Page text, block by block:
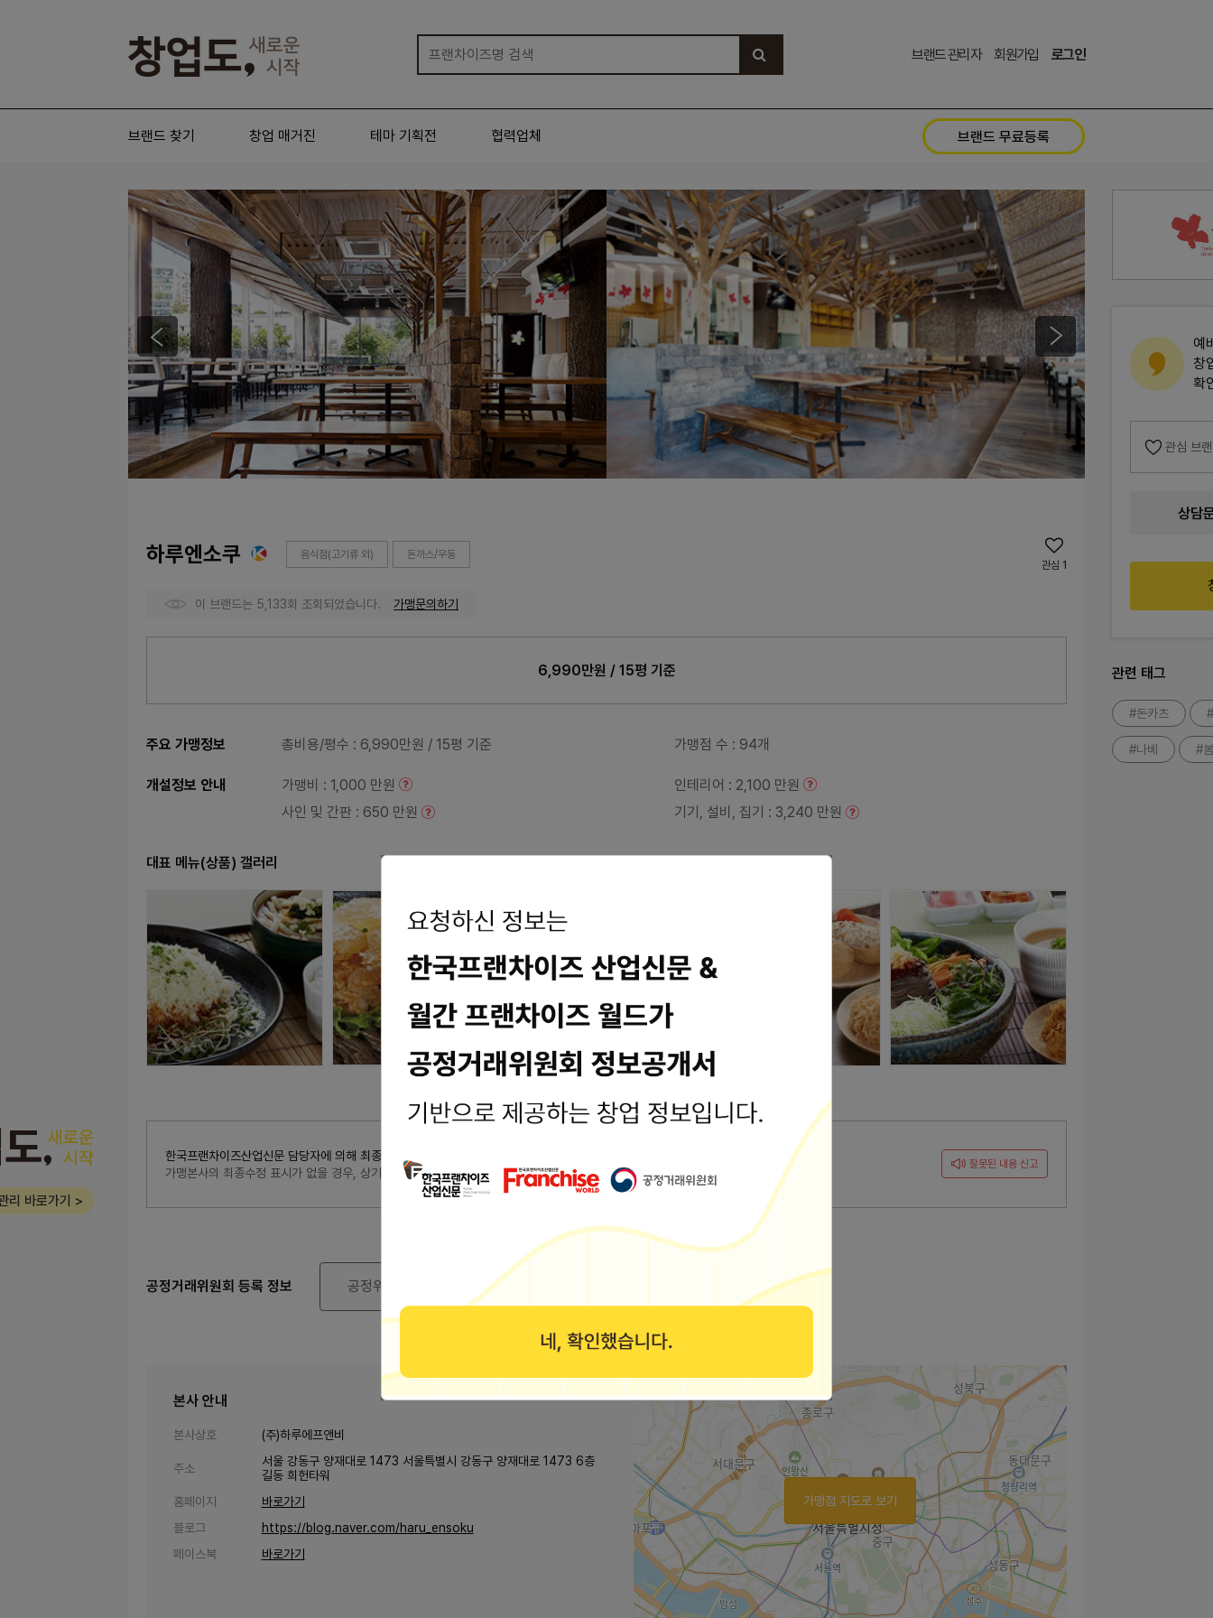
브랜드 관리자 회원가입 로그인
브랜드 찾기 창업 매거진 테마 기획전 협력업체 브랜드 무료등록
하루엔소쿠 음식점(고기류 외)
돈까스/우동
관심 1
이 브랜드는 5,133회 조회되었습니다. 가맹문의하기
6,990만원 / 15평 기준
주요 가맹정보 총비용/평수 : 6,990만원 / 15평 기준 가맹점 수 : 94개
개설정보 안내 가맹비 : 1,000 만원 인테리어 : 2,100 만원
사인 및 간판 : 650 만원 기기, 설비, 집기 : 3,240 만원
대표 메뉴(상품) 갤러리
한국프랜차이즈산업신문 담당자에 의해 최종 수정된 내용입니다. 최종수정일시 : 2025-07-01 15:23:04
가맹본사의 최종수정 표시가 없을 경우, 상기 정보는 공정거래위원회 또는 브랜드 홈페이지에서 수집된 기본정보입니다.
잘못된 내용 신고
공정거래위원회 등록 정보 공정위 정보공개서 열람
본사 안내
본사상호 (주)하루에프앤비
주소
서울 강동구 양재대로 1473 서울특별시 강동구 양재대로 1473 6층
길동 희헌타워
홈페이지
바로가기
블로그
https://blog.naver.com/haru_ensoku
페이스북
바로가기
가맹점 지도로 보기
예
창
확
관심 브
상담
관련 태그
#돈카츠
#나베 #봄
리 바로가기 >